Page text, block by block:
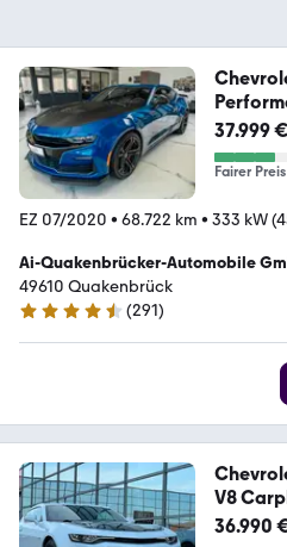
37.999 €
Fairer Preis
EZ 07/2020 • 68.722 km • 333 kW
Ai-Quakenbrücker-Automobile
49610 Quakenbrück
4.6 Sterne
(291)
V8
36.990